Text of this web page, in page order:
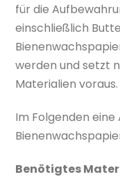
für die
einschließlich
werden und setzt
Materialien voraus.
Im Folgenden
Benötigtes